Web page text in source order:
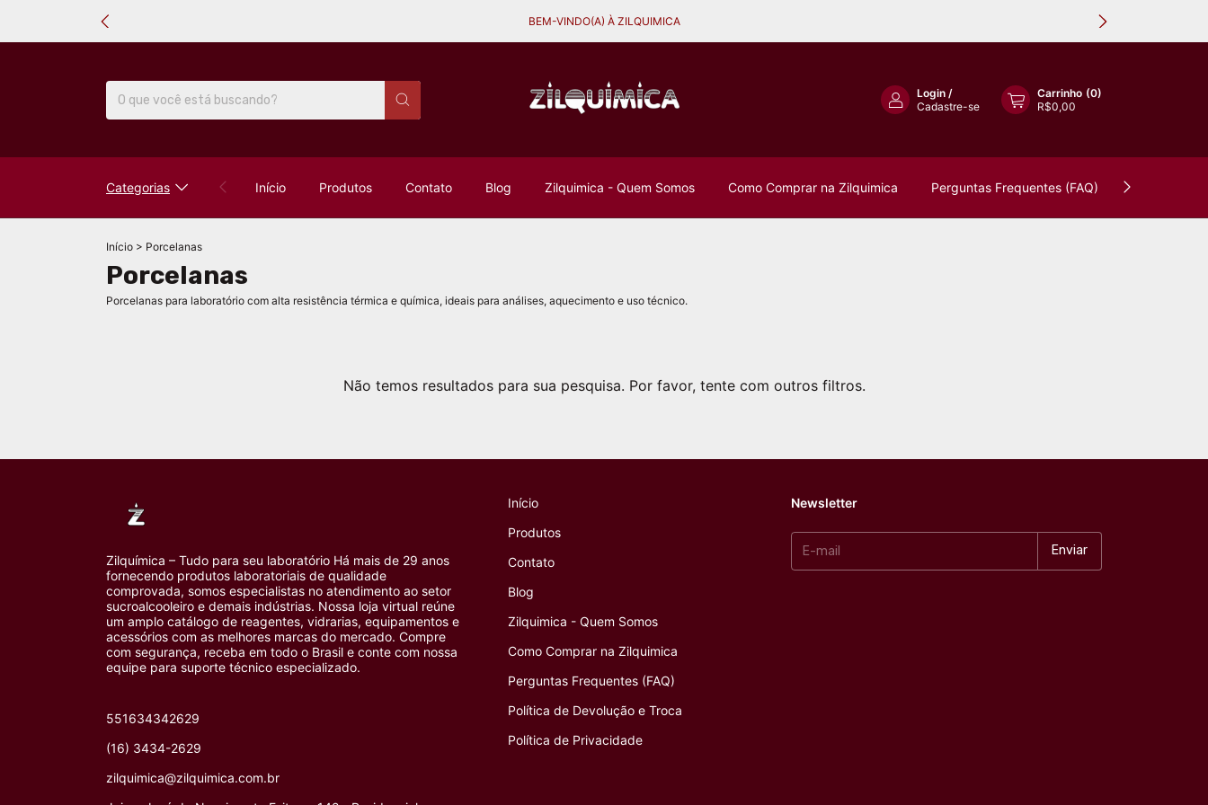
BEM-VINDO(A) À ZILQUIMICA
Login /
Cadastre-se
Carrinho (0)
R$0,00
Categorias Início Produtos Contato Blog Zilquimica - Quem Somos Como Comprar na Zilquimica Perguntas Frequentes (FAQ)
Início > Porcelanas
Porcelanas
Porcelanas para laboratório com alta resistência térmica e química, ideais para análises, aquecimento e uso técnico.
Não temos resultados para sua pesquisa. Por favor, tente com outros filtros.
Zilquímica – Tudo para seu laboratório Há mais de 29 anos
fornecendo produtos laboratoriais de qualidade
comprovada, somos especialistas no atendimento ao setor
sucroalcooleiro e demais indústrias. Nossa loja virtual reúne
um amplo catálogo de reagentes, vidrarias, equipamentos e
acessórios com as melhores marcas do mercado. Compre
com segurança, receba em todo o Brasil e conte com nossa
equipe para suporte técnico especializado.
551634342629
(16) 3434-2629
zilquimica@zilquimica.com.br
Início
Produtos
Contato
Blog
Zilquimica - Quem Somos
Como Comprar na Zilquimica
Perguntas Frequentes (FAQ)
Política de Devolução e Troca
Política de Privacidade
Newsletter